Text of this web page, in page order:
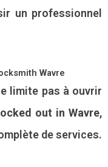
un professionnel
Wavre
limite pas à ouvrir
out in Wavre,
de services.